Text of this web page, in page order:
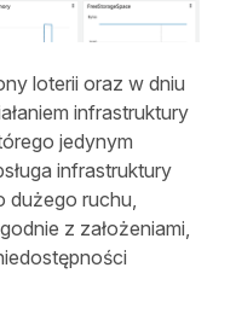
loterii oraz w dniu
infrastruktury
jedynym
infrastruktury
dużego ruchu,
z założeniami,